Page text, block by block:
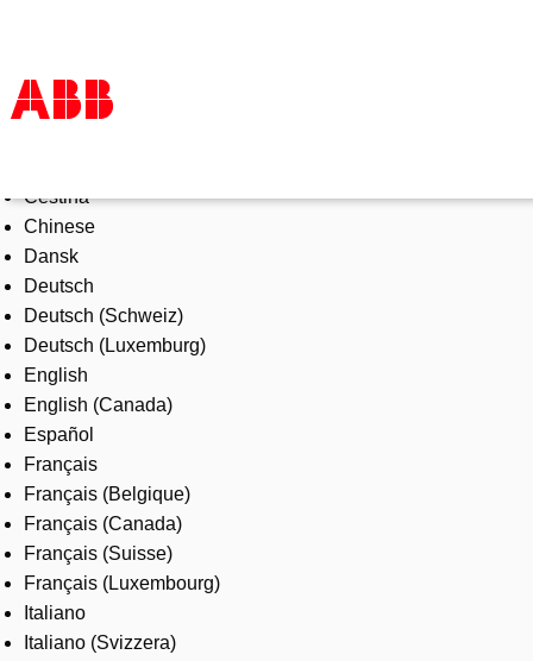
Products & Solutions
Industries
Services
About us
Where to buy
Contact us
Careers
Čeština
Chinese
Dansk
Deutsch
Deutsch (Schweiz)
Deutsch (Luxemburg)
English
English (Canada)
Español
Français
Français (Belgique)
Français (Canada)
Français (Suisse)
Français (Luxembourg)
Italiano
Italiano (Svizzera)